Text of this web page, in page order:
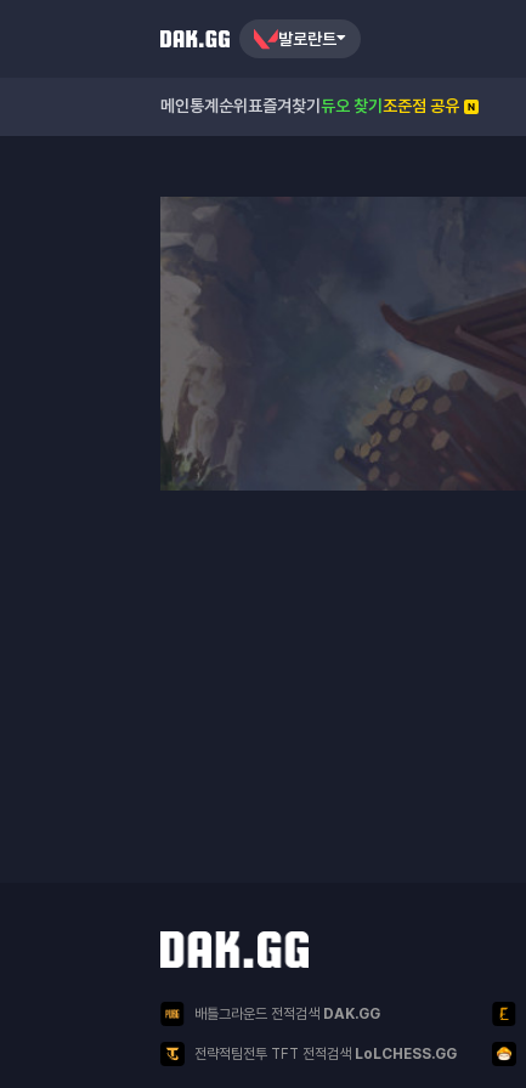
발로란트
메인통계 순위표즐겨찾기 듀오 찾기 조준점 공유
닥지지 다른 서비스
서비스 목록배틀그라운드 전적검색 DAK.GG
전략적팀전투 TFT 전적검색 LoLCHESS.GG